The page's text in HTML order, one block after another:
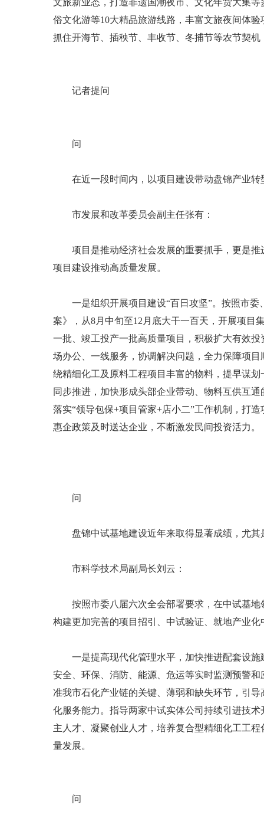
文旅新业态，打造非遗国潮夜市、文化年货大集
俗文化游等10大精品旅游线路，丰富文旅夜间体
抓住开海节、插秧节、丰收节、冬捕节等农节契
记者提问
问
在近一段时间内，以项目建设带动盘锦产业转
市发展和改革委员会副主任张有：
项目是推动经济社会发展的重要抓手，更是推
项目建设推动高质量发展。
一是组织开展项目建设“百日攻坚”。按照市委
案》，从8月中旬至12月底大干一百天，开展项目
一批、竣工投产一批高质量项目，积极扩大有效
场办公、一线服务，协调解决问题，全力保障项
绕精细化工及原料工程项目丰富的物料，提早谋
同步推进，加快形成头部企业带动、物料互供互
落实“领导包保+项目管家+店小二”工作机制，打
惠企政策及时送达企业，不断激发民间投资活力。
问
盘锦中试基地建设近年来取得显著成绩，尤其
市科学技术局副局长刘云：
按照市委八届六次全会部署要求，在中试基地
构建更加完善的项目招引、中试验证、就地产业化
一是提高现代化管理水平，加快推进配套设施
安全、环保、消防、能源、危运等实时监测预警
准我市石化产业链的关键、薄弱和缺失环节，引
化服务能力。指导两家中试实体公司持续引进技
主人才、凝聚创业人才，培养复合型精细化工工
量发展。
问